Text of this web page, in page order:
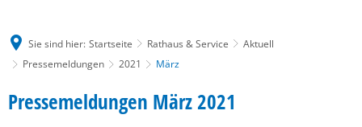
Sie sind hier: Startseite Rathaus & Service
Aktuell
Pressemeldungen
2021 März
März
Pressemeldungen März 2021